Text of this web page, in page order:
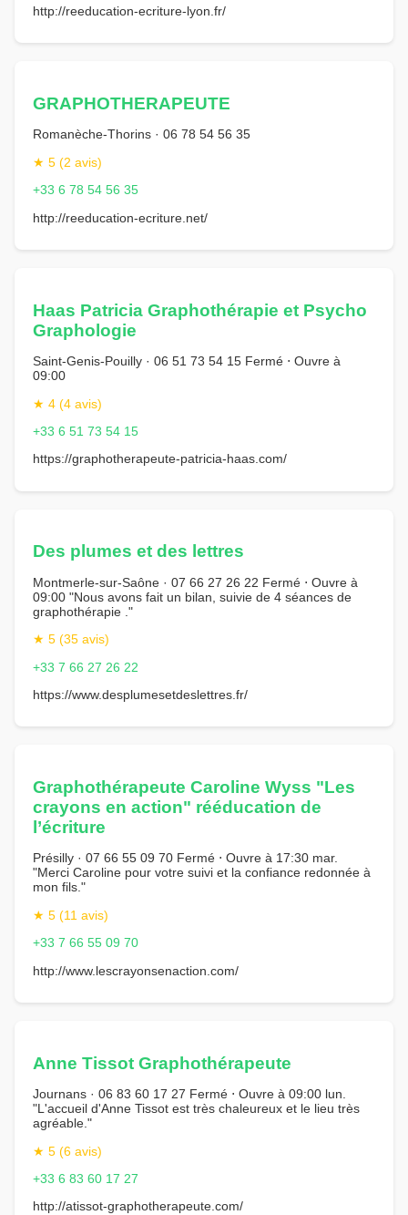
http://reeducation-ecriture-lyon.fr/
GRAPHOTHERAPEUTE
Romanèche-Thorins · 06 78 54 56 35
★ 5 (2 avis)
+33 6 78 54 56 35
http://reeducation-ecriture.net/
Haas Patricia Graphothérapie et Psycho
Graphologie
Saint-Genis-Pouilly · 06 51 73 54 15 Fermé ⋅ Ouvre à
09:00
★ 4 (4 avis)
+33 6 51 73 54 15
https://graphotherapeute-patricia-haas.com/
Des plumes et des lettres
Montmerle-sur-Saône · 07 66 27 26 22 Fermé ⋅ Ouvre à
09:00 "Nous avons fait un bilan, suivie de 4 séances de
graphothérapie ."
★ 5 (35 avis)
+33 7 66 27 26 22
https://www.desplumesetdeslettres.fr/
Graphothérapeute Caroline Wyss "Les
crayons en action" rééducation de
l’écriture
Présilly · 07 66 55 09 70 Fermé ⋅ Ouvre à 17:30 mar.
"Merci Caroline pour votre suivi et la confiance redonnée à
mon fils."
★ 5 (11 avis)
+33 7 66 55 09 70
http://www.lescrayonsenaction.com/
Anne Tissot Graphothérapeute
Journans · 06 83 60 17 27 Fermé ⋅ Ouvre à 09:00 lun.
"L'accueil d'Anne Tissot est très chaleureux et le lieu très
agréable."
★ 5 (6 avis)
+33 6 83 60 17 27
http://atissot-graphotherapeute.com/